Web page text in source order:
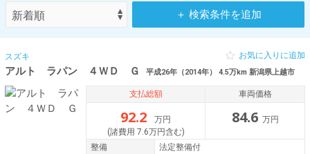
＋ 検索条件を追加
スズキ
アルト ラパン ４ＷＤ Ｇ 平成26年（2014年） 4.5万km 新潟県上越市
お気に入りに追加
支払総額
92.2
万円
(諸費用 7.6万円含む)
車両価格
84.6 万円
整備
法定整備付